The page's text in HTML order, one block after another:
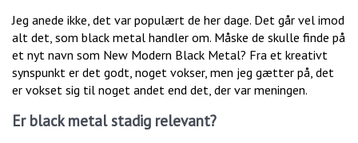
Jeg anede ikke, det var populært de her dage. Det går vel imod
alt det, som black metal handler om. Måske de skulle finde på
et nyt navn som New Modern Black Metal? Fra et kreativt
synspunkt er det godt, noget vokser, men jeg gætter på, det
er vokset sig til noget andet end det, der var meningen.
Er black metal stadig relevant?